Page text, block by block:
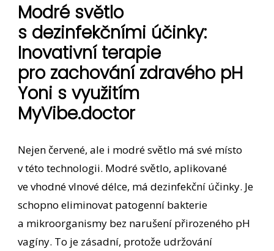
Modré světlo
s dezinfekčními účinky:
Inovativní terapie
pro zachování zdravého pH
Yoni s využitím
MyVibe.doctor
Nejen červené, ale i modré světlo má své místo
v této technologii. Modré světlo, aplikované
ve vhodné vlnové délce, má dezinfekční účinky. Je
schopno eliminovat patogenní bakterie
a mikroorganismy bez narušení přirozeného pH
vagíny. To je zásadní, protože udržování